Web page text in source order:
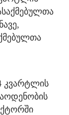
კვარტლის